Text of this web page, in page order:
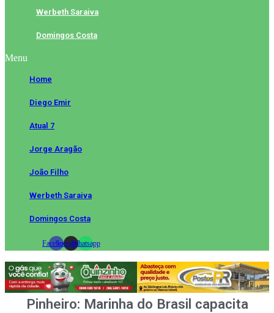
Werbeth Saraiva
Domingos Costa
Menu
Home
Diego Emir
Atual 7
Jorge Aragão
João Filho
Werbeth Saraiva
Domingos Costa
FacebookInstagramWhatsapp
Pinheiro: Marinha do Brasil capacita